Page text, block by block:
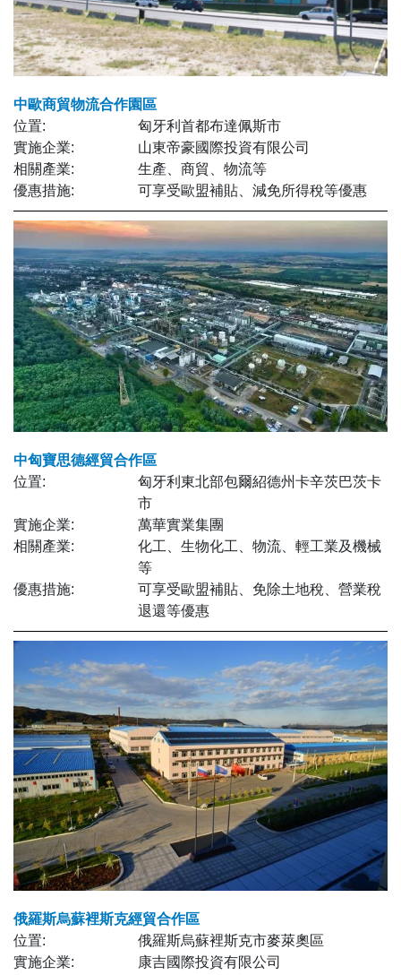
中歐商貿物流合作園區
位置:
匈牙利首都布達佩斯市
實施企業:
山東帝豪國際投資有限公司
相關產業:
生產、商貿、物流等
優惠措施:
可享受歐盟補貼、減免所得稅等優惠
中匈寶思德經貿合作區
位置:
匈牙利東北部包爾紹德州卡辛茨巴茨卡
市
實施企業:
萬華實業集團
相關產業:
化工、生物化工、物流、輕工業及機械
等
優惠措施:
可享受歐盟補貼、免除土地稅、營業稅
退還等優惠
俄羅斯烏蘇裡斯克經貿合作區
位置:
俄羅斯烏蘇裡斯克市麥萊奧區
實施企業:
康吉國際投資有限公司